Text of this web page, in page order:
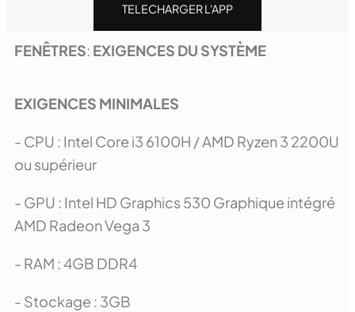
TELECHARGER L'APP
FENÊTRES: EXIGENCES DU SYSTÈME
EXIGENCES MINIMALES
- CPU : Intel Core i3 6100H / AMD Ryzen 3 2200U
ou supérieur
- GPU : Intel HD Graphics 530 Graphique intégré
AMD Radeon Vega 3
- RAM : 4GB DDR4
- Stockage : 3GB